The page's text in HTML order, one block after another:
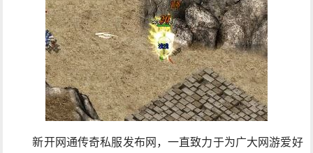
新开网通传奇私服发布网，一直致力于为广大网游爱好